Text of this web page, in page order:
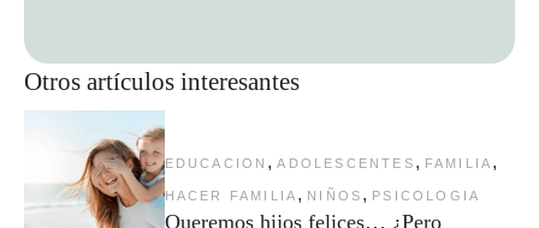
Otros artículos interesantes
EDUCACION , ADOLESCENTES , FAMILIA ,
HACER FAMILIA , NIÑOS , PSICOLOGIA
Queremos hijos felices… ¿Pero